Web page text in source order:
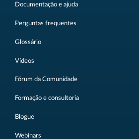
Documentação e ajuda
Perguntas frequentes
Glossário
Vídeos
Fórum da Comunidade
Formação e consultoria
Blogue
Webinars